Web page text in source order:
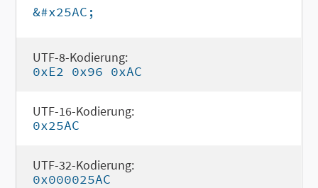
&#x25AC;
UTF-8-Kodierung:
0xE2 0x96 0xAC
UTF-16-Kodierung:
0x25AC
UTF-32-Kodierung:
0x000025AC